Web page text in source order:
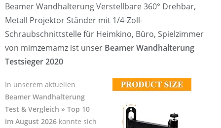
Beamer Wandhalterung Verstellbare 360° Drehbar,
Metall Projektor Ständer mit 1/4-Zoll-
Schraubschnittstelle für Heimkino, Büro, Spielzimmer
von mimzemamz ist unser Beamer Wandhalterung
Testsieger 2020
In unserem aktuellen
Beamer Wandhalterung
Test & Vergleich » Top 10
im August 2026 konnte sich